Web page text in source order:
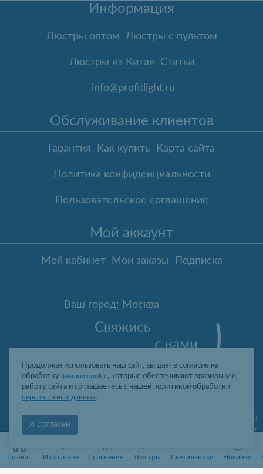
Главная
Избранное
Сравнение
Люстры Светильники Новинки
Информация
Люстры оптом Люстры с пультом
Люстры из Китая Статьи
info@profitlight.ru
Обслуживание клиентов
Гарантия Как купить Карта сайта
Политика конфиденциальности
Пользовательское соглашение
Мой аккаунт
Мой кабинет Мои заказы Подписка
Ваш город: Москва
ул. Гарибальди, д.8, пом.I, комн.4 (юр. адрес)
09:00-19:00 пн-пт
ООО "ПРОФИТ ЛАЙТ", ОГРН 1077761388242, ИНН 7736566310, КПП
773601001
Продолжая использовать наш сайт, вы даете согласие на
обработку файлов cookie, которые обеспечивают правильную
работу сайта и соглашаетесь с нашей политикой обработки
персональных данных.
Я согласен